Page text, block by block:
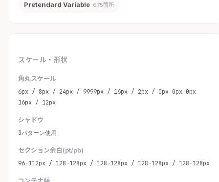
Pretendard Variable 675箇所
スケール・形状
角丸スケール
6px / 8px / 24px / 9999px / 16px / 2px / 0px 0px 0px
16px / 12px
シャドウ
3パターン使用
セクション余白(pt/pb)
96-112px / 128-128px / 128-128px / 128-128px / 128-128px